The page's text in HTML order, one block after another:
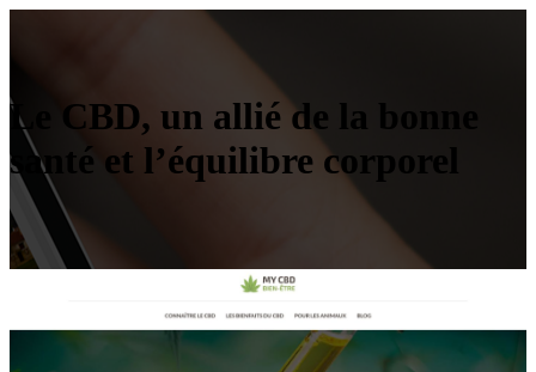
Le CBD, un allié de la bonne
santé et l’équilibre corporel